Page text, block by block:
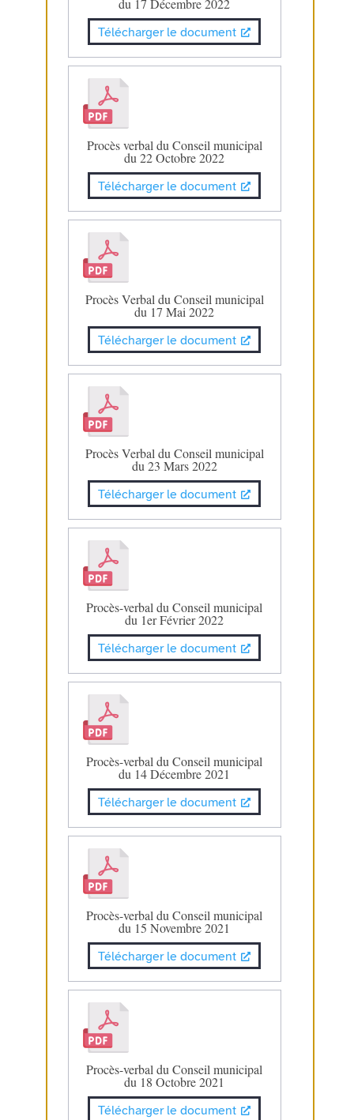
du 17 Décembre 2022
Télécharger le document
Procès verbal du Conseil municipal
du 22 Octobre 2022
Télécharger le document
Procès Verbal du Conseil municipal
du 17 Mai 2022
Télécharger le document
Procès Verbal du Conseil municipal
du 23 Mars 2022
Télécharger le document
Procès-verbal du Conseil municipal
du 1er Février 2022
Télécharger le document
Procès-verbal du Conseil municipal
du 14 Décembre 2021
Télécharger le document
Procès-verbal du Conseil municipal
du 15 Novembre 2021
Télécharger le document
Procès-verbal du Conseil municipal
du 18 Octobre 2021
Télécharger le document